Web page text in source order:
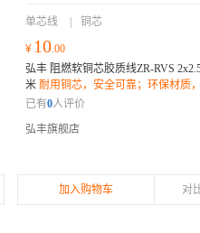
单芯线 铜芯
¥ 10.00
弘丰 阻燃软铜芯胶质线ZR-RVS
米 耐用铜芯，安全可靠；环保材质
无忧；灵活弯曲，安装方便；
已有0人评价
弘丰旗舰店
加入购物车 对